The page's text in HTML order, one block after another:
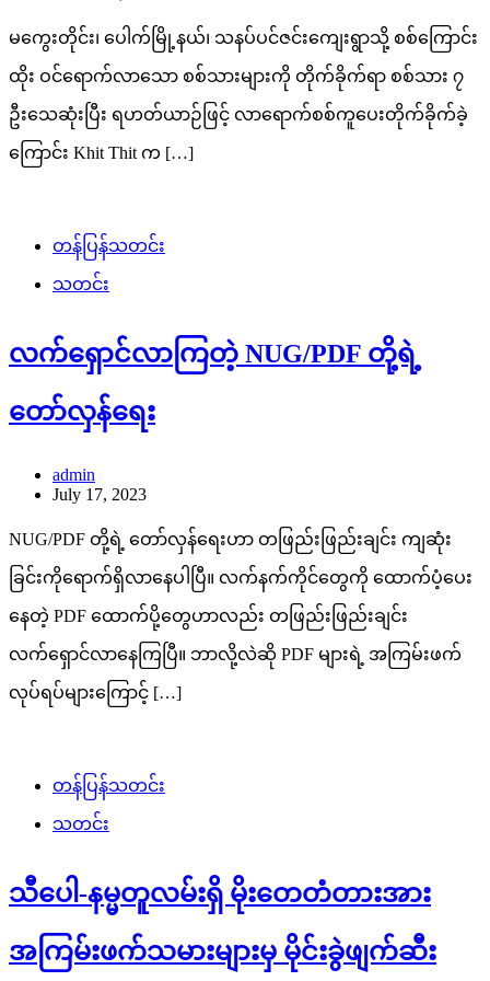
မကွေးတိုင်း၊ ပေါက်မြို့နယ်၊ သနပ်ပင်ဇင်းကျေးရွာသို့ စစ်ကြောင်း
ထိုး ဝင်ရောက်လာသော စစ်သားများကို တိုက်ခိုက်ရာ စစ်သား ၇
ဦးသေဆုံးပြီး ရဟတ်ယာဉ်ဖြင့် လာရောက်စစ်ကူပေးတိုက်ခိုက်ခဲ့
ကြောင်း Khit Thit က […]
တန်ပြန်သတင်း
သတင်း
လက်ရှောင်လာကြတဲ့ NUG/PDF တို့ရဲ့
တော်လှန်ရေး
admin
July 17, 2023
NUG/PDF တို့ရဲ့ တော်လှန်ရေးဟာ တဖြည်းဖြည်းချင်း ကျဆုံး
ခြင်းကိုရောက်ရှိလာနေပါပြီ။ လက်နက်ကိုင်တွေကို ထောက်ပံ့ပေး
နေတဲ့ PDF ထောက်ပို့တွေဟာလည်း တဖြည်းဖြည်းချင်း
လက်ရှောင်လာနေကြပြီ။ ဘာလို့လဲဆို PDF များရဲ့ အကြမ်းဖက်
လုပ်ရပ်များကြောင့် […]
တန်ပြန်သတင်း
သတင်း
သီပေါ-နမ္မတူလမ်းရှိ မိုးတေတံတားအား
အကြမ်းဖက်သမားများမှ မိုင်းခွဲဖျက်ဆီး